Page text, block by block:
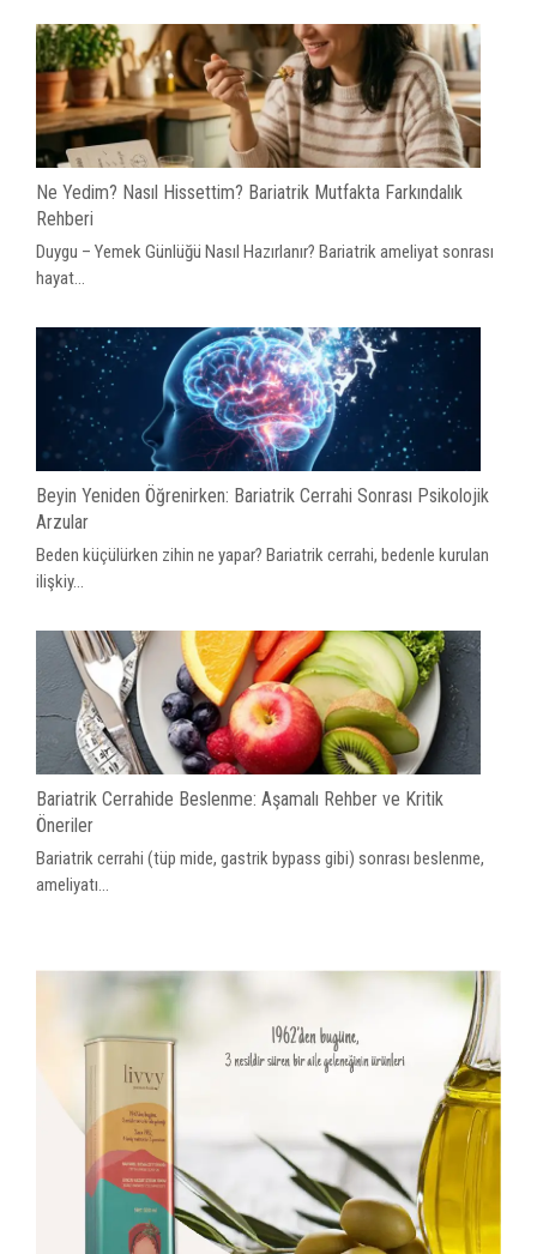
Ne Yedim? Nasıl Hissettim? Bariatrik Mutfakta Farkındalık
Rehberi
Duygu – Yemek Günlüğü Nasıl Hazırlanır? Bariatrik ameliyat sonrası
hayat...
Beyin Yeniden Öğrenirken: Bariatrik Cerrahi Sonrası Psikolojik
Arzular
Beden küçülürken zihin ne yapar? Bariatrik cerrahi, bedenle kurulan
ilişkiy...
Bariatrik Cerrahide Beslenme: Aşamalı Rehber ve Kritik
Öneriler
Bariatrik cerrahi (tüp mide, gastrik bypass gibi) sonrası beslenme,
ameliyatı...